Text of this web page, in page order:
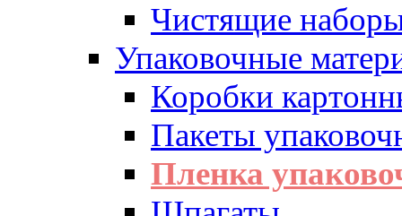
Чистящие
Упаковочные
Коробки
Пакеты
Пленка